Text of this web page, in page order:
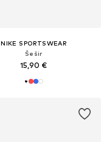
NIKE SPORTSWEAR
Šešir
15,90 €